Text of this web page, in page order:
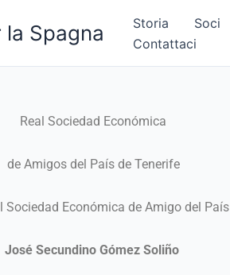
Spagna Storia Soci
Contattaci
Real Sociedad Económica
de Amigos del País de Tenerife
Sociedad Económica de Amigo del
José Secundino Gómez Soliño